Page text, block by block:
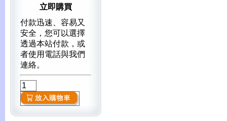
立即購買
付款迅速、容易又
安全，您可以選擇
透過本站付款，或
者使用電話與我們
連絡。